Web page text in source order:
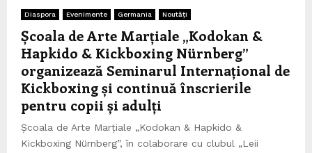
Diaspora Evenimente Germania Noutăți
Școala de Arte Marțiale „Kodokan &
Hapkido & Kickboxing Nürnberg”
organizează Seminarul Internațional de
Kickboxing și continuă înscrierile
pentru copii și adulți
Școala de Arte Marțiale „Kodokan & Hapkido &
Kickboxing Nürnberg”, în colaborare cu clubul „Leii